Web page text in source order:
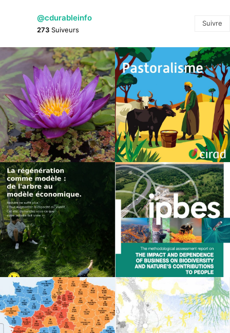
@cdurableinfo
273 Suiveurs
Suivre